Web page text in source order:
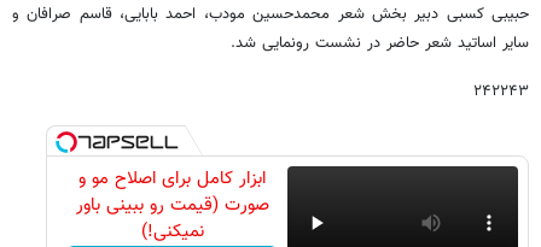
حبیبی کسبی دبیر بخش شعر محمدحسین مودب، احمد بابایی، قاسم صرافان و
سایر اساتید شعر حاضر در نشست رونمایی شد.
۲۴۲۲۴۳
ابزار کامل برای اصلاح مو و
صورت (قیمت رو ببینی باور
نمیکنی!)